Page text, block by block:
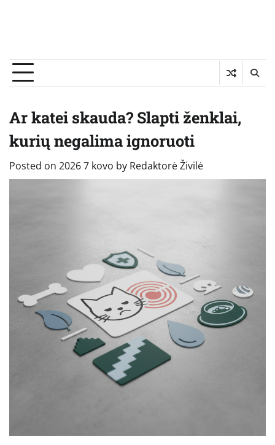
Ar katei skauda? Slapti ženklai,
kurių negalima ignoruoti
Posted on 2026 7 kovo by Redaktorė Živilė